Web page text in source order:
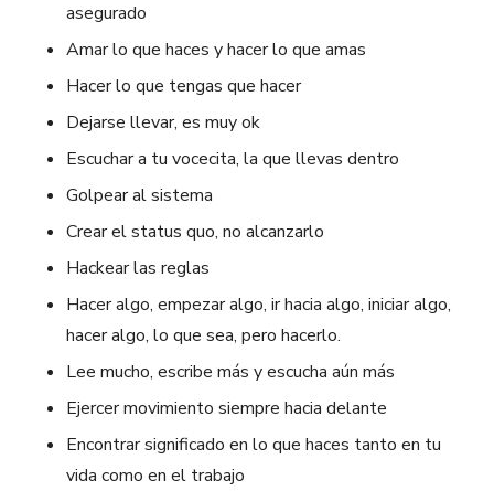
asegurado
Amar lo que haces y hacer lo que amas
Hacer lo que tengas que hacer
Dejarse llevar, es muy ok
Escuchar a tu vocecita, la que llevas dentro
Golpear al sistema
Crear el status quo, no alcanzarlo
Hackear las reglas
Hacer algo, empezar algo, ir hacia algo, iniciar algo,
hacer algo, lo que sea, pero hacerlo.
Lee mucho, escribe más y escucha aún más
Ejercer movimiento siempre hacia delante
Encontrar significado en lo que haces tanto en tu
vida como en el trabajo